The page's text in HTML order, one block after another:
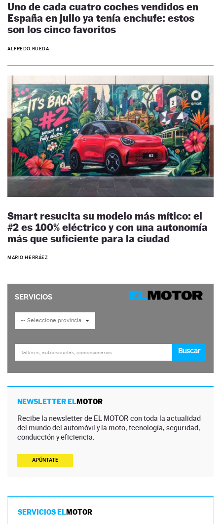
Uno de cada cuatro coches vendidos en
España en julio ya tenía enchufe: estos
son los cinco favoritos
ALFREDO RUEDA
Smart resucita su modelo más mítico: el
#2 es 100% eléctrico y con una autonomía
más que suficiente para la ciudad
MARIO HERRÁEZ
NEWSLETTER ELMOTOR
Recibe la newsletter de EL MOTOR con toda la actualidad
del mundo del automóvil y la moto, tecnología, seguridad,
conducción y eficiencia.
APÚNTATE
SERVICIOS ELMOTOR